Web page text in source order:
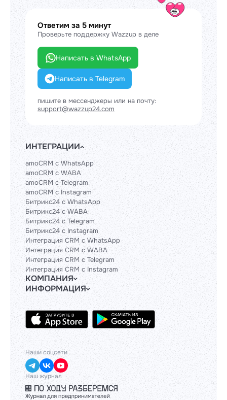
Ответим за 5 минут
Проверьте поддержку Wazzup в деле
Написать в WhatsApp
Написать в Telegram
пишите в мессенджеры или на почту:
support@wazzup24.com
ИНТЕГРАЦИИ
amoCRM с WhatsApp
amoCRM с WABA
amoCRM с Telegram
amoCRM с Instagram
Битрикс24 с WhatsApp
Битрикс24 с WABA
Битрикс24 с Telegram
Битрикс24 с Instagram
Интеграция CRM с WhatsApp
Интеграция CRM с WABA
Интеграция CRM с Telegram
Интеграция CRM с Instagram
КОМПАНИЯ
Блог
Гайды
Контакты
Политики и соглашения
ИНФОРМАЦИЯ
Официальным партнерам
Техническим партнерам
Тарифы
API
База знаний
Наши соцсети
Наш журнал